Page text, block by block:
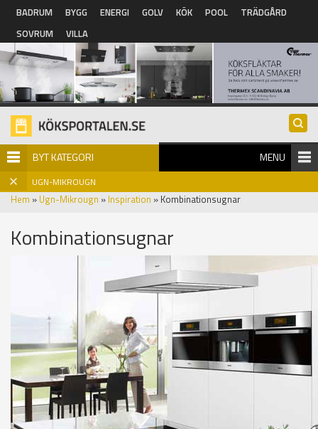
Hoppa till huvudinnehåll
BADRUM BYGG ENERGI GOLV KÖK POOL
TRÄDGÅRD
SOVRUM
VILLA
BYT KATEGORI MENU
UGN-MIKROUGN
Hem » Ugn-Mikrougn » Inspiration » Kombinationsugnar
Kombinationsugnar